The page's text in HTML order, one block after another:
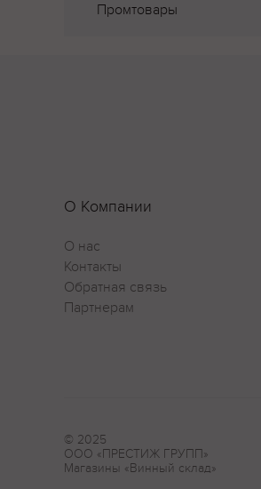
Промтовары
О Компании
О нас
Контакты
Обратная связь
Партнерам
© 2025
ООО «ПРЕСТИЖ ГРУПП»
Магазины «Винный склад»